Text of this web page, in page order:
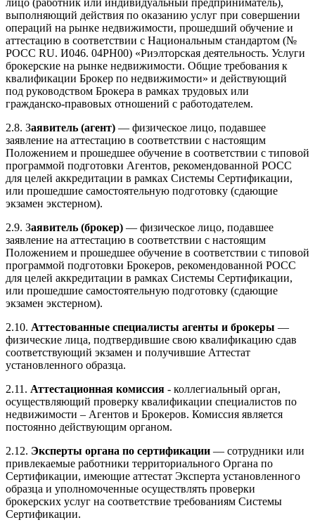
выполняющий действия по оказанию услуг при совершении
операций на рынке недвижимости, прошедший обучение и
аттестацию в соответствии с Национальным стандартом (№
POCC RU. И046. 04РН00) «Риэлторская деятельность. Услуги
брокерские на рынке недвижимости. Общие требования к
квалификации Брокер по недвижимости» и действующий
под руководством Брокера в рамках трудовых или
гражданско-правовых отношений с работодателем.
2.8. Заявитель (агент) — физическое лицо, подавшее
заявление на аттестацию в соответствии с настоящим
Положением и прошедшее обучение в соответствии с типовой
программой подготовки Агентов, рекомендованной РОСС
для целей аккредитации в рамках Системы Сертификации,
или прошедшие самостоятельную подготовку (сдающие
экзамен экстерном).
2.9. Заявитель (брокер) — физическое лицо, подавшее
заявление на аттестацию в соответствии с настоящим
Положением и прошедшее обучение в соответствии с типовой
программой подготовки Брокеров, рекомендованной РОСС
для целей аккредитации в рамках Системы Сертификации,
или прошедшие самостоятельную подготовку (сдающие
экзамен экстерном).
2.10. Аттестованные специалисты агенты и брокеры —
физические лица, подтвердившие свою квалификацию сдав
соответствующий экзамен и получившие Аттестат
установленного образца.
2.11. Аттестационная комиссия - коллегиальный орган,
осуществляющий проверку квалификации специалистов по
недвижимости – Агентов и Брокеров. Комиссия является
постоянно действующим органом.
2.12. Эксперты органа по сертификации — сотрудники или
привлекаемые работники территориального Органа по
Сертификации, имеющие аттестат Эксперта установленного
образца и уполномоченные осуществлять проверки
брокерских услуг на соответствие требованиям Системы
Сертификации.